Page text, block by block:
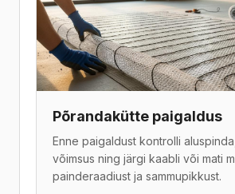
Põrandakütte paigaldus
Enne paigaldust kontrolli
võimsus ning järgi kaabli või mati
painderaadiust ja sammupikkust.